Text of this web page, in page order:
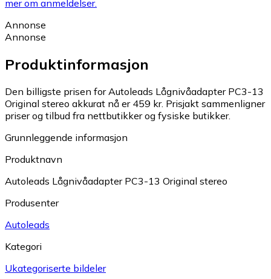
mer om anmeldelser.
Annonse
Annonse
Produktinformasjon
Den billigste prisen for Autoleads Lågnivåadapter PC3-13
Original stereo akkurat nå er 459 kr. Prisjakt sammenligner
priser og tilbud fra nettbutikker og fysiske butikker.
Grunnleggende informasjon
Produktnavn
Autoleads Lågnivåadapter PC3-13 Original stereo
Produsenter
Autoleads
Kategori
Ukategoriserte bildeler